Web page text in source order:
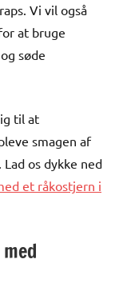
Vi vil også
at bruge
søde
til at
smagen af
os dykke ned
et råkostjern i